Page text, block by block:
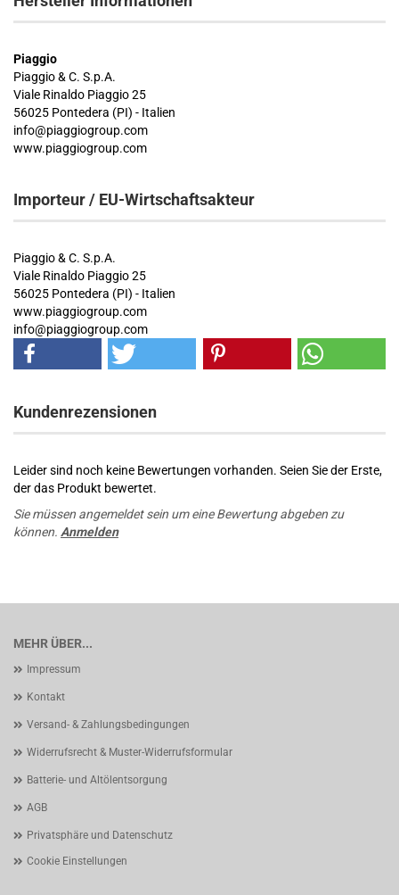
Piaggio
Piaggio & C. S.p.A.
Viale Rinaldo Piaggio 25
56025 Pontedera (PI) - Italien
info@piaggiogroup.com
www.piaggiogroup.com
Importeur / EU-Wirtschaftsakteur
Piaggio & C. S.p.A.
Viale Rinaldo Piaggio 25
56025 Pontedera (PI) - Italien
www.piaggiogroup.com
info@piaggiogroup.com
Kundenrezensionen
Leider sind noch keine Bewertungen vorhanden. Seien Sie der Erste,
der das Produkt bewertet.
Sie müssen angemeldet sein um eine Bewertung abgeben zu
können. Anmelden
MEHR ÜBER...
Impressum
Kontakt
Versand- & Zahlungsbedingungen
Widerrufsrecht & Muster-Widerrufsformular
Batterie- und Altölentsorgung
AGB
Privatsphäre und Datenschutz
Cookie Einstellungen